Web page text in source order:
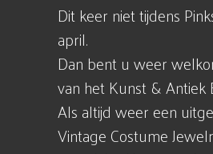
Dit keer niet tijdens
april.
Dan bent u weer
van het Kunst & Antiek
Als altijd weer een
Vintage Costume